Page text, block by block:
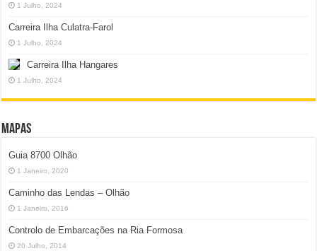
1 Julho, 2024
Carreira Ilha Culatra-Farol
1 Julho, 2024
Carreira Ilha Hangares
1 Julho, 2024
Mapas
Guia 8700 Olhão
1 Janeiro, 2020
Caminho das Lendas – Olhão
1 Janeiro, 2016
Controlo de Embarcações na Ria Formosa
20 Julho, 2014